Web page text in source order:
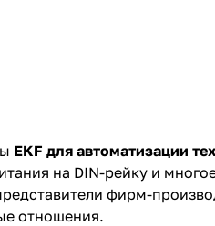
EKF для автоматизации
на DIN-рейку и
фирм-
отношения.